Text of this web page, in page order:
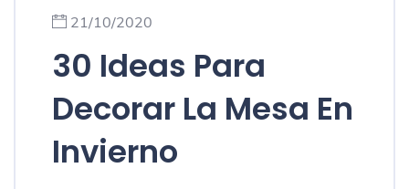
21/10/2020
30 Ideas Para
Decorar La Mesa En
Invierno